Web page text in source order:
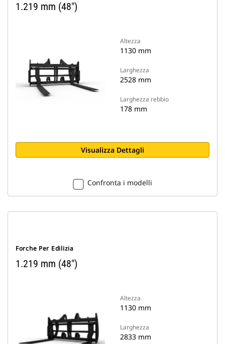
1.219 mm (48")
Altezza
1130 mm
Larghezza
2528 mm
Larghezza rebbio
178 mm
Visualizza Dettagli
Confronta i modelli
Forche Per Edilizia
1.219 mm (48")
Altezza
1130 mm
Larghezza
2833 mm